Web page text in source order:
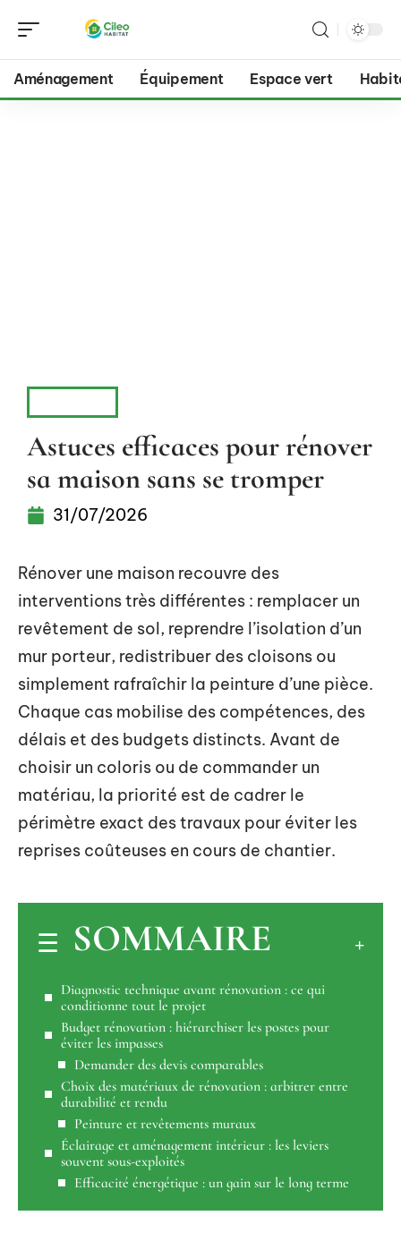
Aménagement Équipement Espace vert
Astuces efficaces pour rénover
sa maison sans se tromper
31/07/2026
Rénover une maison recouvre des
interventions très différentes : remplacer un
revêtement de sol, reprendre l’isolation d’un
mur porteur, redistribuer des cloisons ou
simplement rafraîchir la peinture d’une pièce.
Chaque cas mobilise des compétences, des
délais et des budgets distincts. Avant de
choisir un coloris ou de commander un
matériau, la priorité est de cadrer le
périmètre exact des travaux pour éviter les
reprises coûteuses en cours de chantier.
SOMMAIRE
Diagnostic technique avant rénovation : ce qui
conditionne tout le projet
Budget rénovation : hiérarchiser les postes pour
éviter les impasses
Demander des devis comparables
Choix des matériaux de rénovation : arbitrer entre
durabilité et rendu
Peinture et revêtements muraux
Éclairage et aménagement intérieur : les leviers
souvent sous-exploités
Efficacité énergétique : un gain sur le long terme